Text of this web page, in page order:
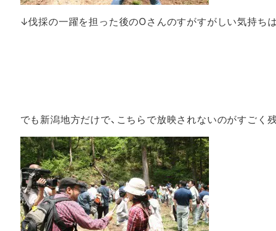
↓伐採の一躍を担った後のOさんのすがすがしい気持ち
でも新潟地方だけで、こちらで放映されないのがすごく残